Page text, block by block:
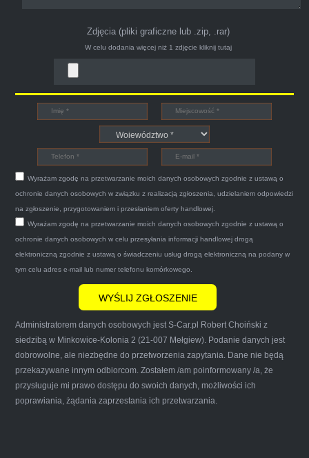
Witam,ja jestem bardzo zadowolona z usługi S-
Car.pl sprzedałam swoją wysłużoną corsinę
tego samego dnia miły grzeczny pan przyjechał
po trzech godzinach autolawetą sprawnie
zapakował auto wypisał dokumenty i wypłacił
gotówkę.Zdecydowanie mogę polecić tą firmę
mnie do skorzystania z ich usług przekonało to
że są na FACEBOOKU i każdy tam może
wyrazić opinię na ich temat.
Iwona Górska
Zdjęcia (pliki graficzne lub .zip, .rar)
W celu dodania więcej niż 1 zdjęcie kliknij tutaj
Wyrażam zgodę na przetwarzanie moich danych osobowych zgodnie z ustawą o
ochronie danych osobowych w związku z realizacją zgłoszenia, udzielaniem odpowiedzi
na zgłoszenie, przygotowaniem i przesłaniem oferty handlowej.
Wyrażam zgodę na przetwarzanie moich danych osobowych zgodnie z ustawą o
ochronie danych osobowych w celu przesyłania informacji handlowej drogą
elektroniczną zgodnie z ustawą o świadczeniu usług drogą elektroniczną na podany w
tym celu adres e-mail lub numer telefonu komórkowego.
Administratorem danych osobowych jest S-Car.pl Robert Choiński z
siedzibą w Minkowice-Kolonia 2 (21-007 Mełgiew). Podanie danych jest
dobrowolne, ale niezbędne do przetworzenia zapytania. Dane nie będą
przekazywane innym odbiorcom. Zostałem /am poinformowany /a, że
przysługuje mi prawo dostępu do swoich danych, możliwości ich
poprawiania, żądania zaprzestania ich przetwarzania.